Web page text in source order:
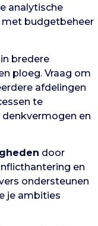
analytische
met budgetbeheer
bredere
ploeg. Vraag om
afdelingen
te
en
door
en
ondersteunen
je ambities